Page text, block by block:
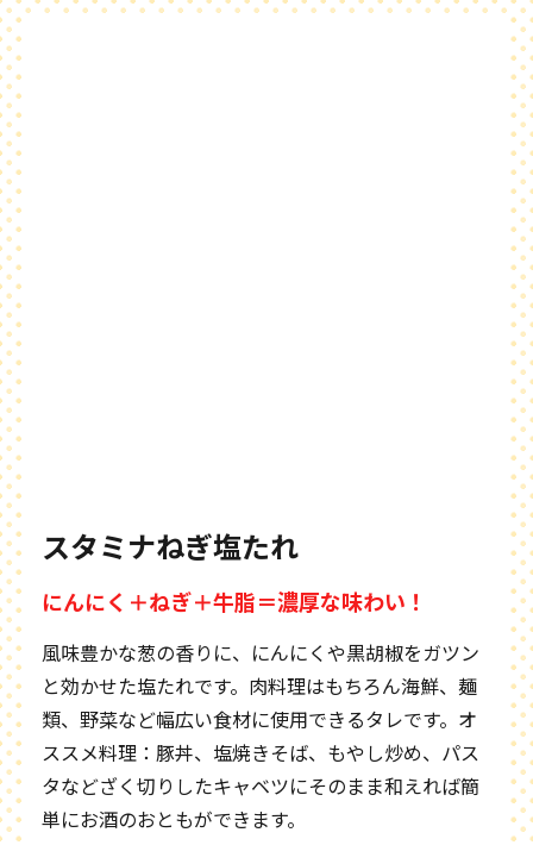
スタミナねぎ塩たれ
にんにく＋ねぎ＋牛脂＝濃厚な味わい！
風味豊かな葱の香りに、にんにくや黒胡椒をガツン
と効かせた塩たれです。肉料理はもちろん海鮮、麺
類、野菜など幅広い食材に使用できるタレです。オ
ススメ料理：豚丼、塩焼きそば、もやし炒め、パス
タなどざく切りしたキャベツにそのまま和えれば簡
単にお酒のおともができます。